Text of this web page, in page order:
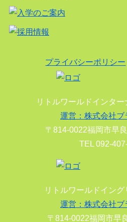
プライバシーポリシー
リトルワールドインタ
運営：株式会社ブ
〒814-0022福岡市早
TEL 092-
リトルワールドイング
運営：株式会社ブ
〒814-0022福岡市早